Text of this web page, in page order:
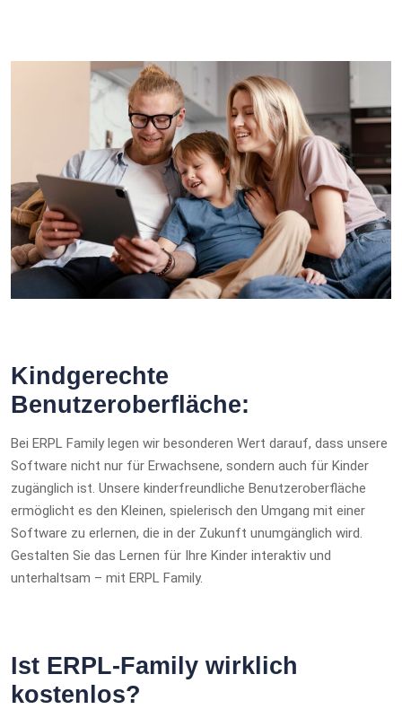
Kindgerechte
Benutzeroberfläche:
Bei ERPL Family legen wir besonderen Wert darauf, dass unsere
Software nicht nur für Erwachsene, sondern auch für Kinder
zugänglich ist. Unsere kinderfreundliche Benutzeroberfläche
ermöglicht es den Kleinen, spielerisch den Umgang mit einer
Software zu erlernen, die in der Zukunft unumgänglich wird.
Gestalten Sie das Lernen für Ihre Kinder interaktiv und
unterhaltsam – mit ERPL Family.
Ist ERPL-Family wirklich
kostenlos?